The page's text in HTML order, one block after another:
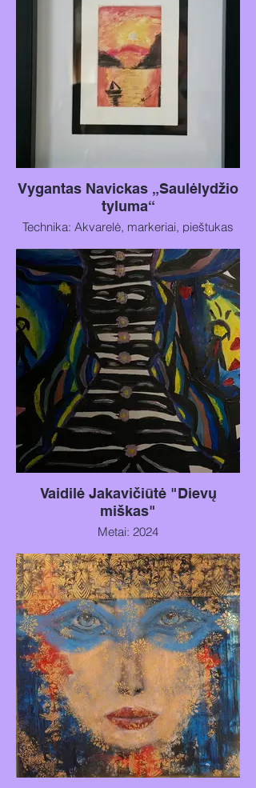
Vygantas Navickas „Saulėlydžio
tyluma“
Technika: Akvarelė, markeriai, pieštukas
Metai: 2023
Dydis: 7 × 11 cm
Vaidilė Jakavičiūtė "Dievų
miškas"
Metai: 2024
Dydis: 30x42 cm